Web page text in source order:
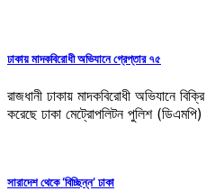
ঢাকায় মাদকবিরোধী অভিযানে গ্রেপ্তার ৭৫
রাজধানী ঢাকায় মাদকবিরোধী অভিযানে
করেছে ঢাকা মেট্রোপলিটন পুলিশ
সারাদেশ থেকে ‘বিচ্ছিন্ন’ ঢাকা